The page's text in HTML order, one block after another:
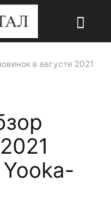
в августе 2021